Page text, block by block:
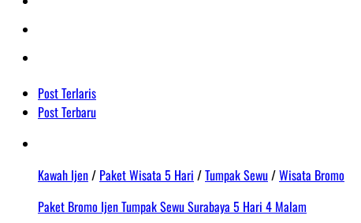
Post Terlaris
Post Terbaru
Kawah Ijen/ Paket Wisata 5 Hari /Tumpak Sewu/Wisata Bromo
Paket Bromo Ijen Tumpak Sewu Surabaya 5 Hari 4 Malam